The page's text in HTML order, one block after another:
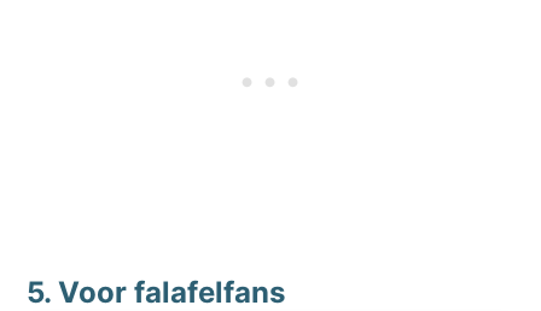
5. Voor falafelfans